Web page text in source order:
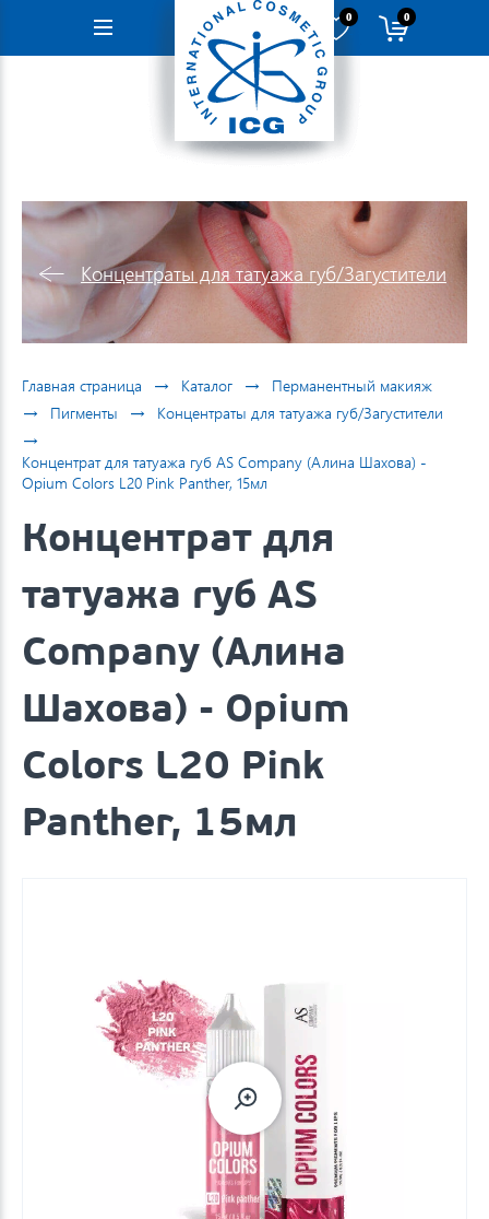
Навигация
0 0
Концентраты для татуажа губ/Загустители
Главная страница → Каталог → Перманентный макияж
→ Пигменты → Концентраты для татуажа губ/Загустители
→
Концентрат для татуажа губ AS Company (Алина Шахова) -
Opium Colors L20 Pink Panther, 15мл
Концентрат для
татуажа губ AS
Company (Алина
Шахова) - Opium
Colors L20 Pink
Panther, 15мл